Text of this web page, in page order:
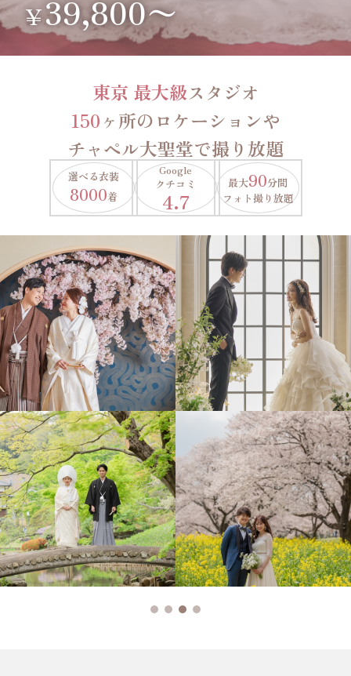
￥39,800〜
東京 最大級スタジオ
150ヶ所のロケーションや
チャペル大聖堂で撮り放題
選べる衣装
8000着
Google
クチコミ
4.7
最大90分間
フォト撮り放題